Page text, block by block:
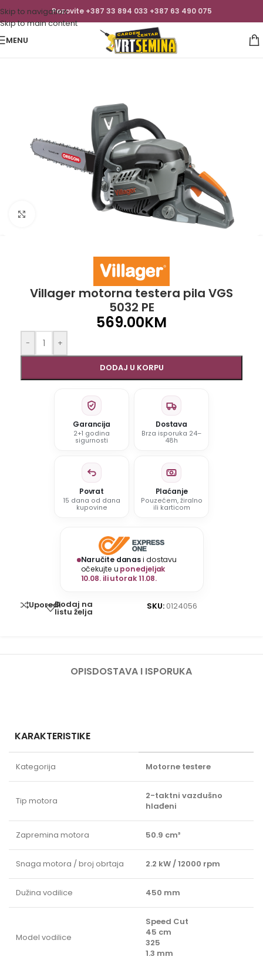
Skip to navigation
Skip to main content
Pozovite +387 33 894 033 +387 63 490 075
MENU
Villager motorna testera pila VGS
5032 PE
569.00KM
- +
DODAJ U KORPU
Garancija
2+1 godina
sigurnosti
Dostava
Brza isporuka 24–
48h
Povrat
15 dana od dana
kupovine
Plaćanje
Pouzećem, žiralno
ili karticom
Naručite danasi dostavu
očekujte u ponedjeljak
10.08. ili utorak 11.08.
UporediDodaj na
listu želja
SKU: 0124056
OPISDOSTAVA I ISPORUKA
KARAKTERISTIKE
Kategorija Motorne testere
Tip motora
2-taktni vazdušno
hlađeni
Zapremina motora 50.9 cm³
Snaga motora / broj obrtaja 2.2 kW / 12000 rpm
Dužina vodilice 450 mm
Model vodilice
Speed Cut
45 cm
325
1.3 mm